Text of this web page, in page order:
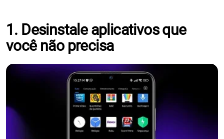
1. Desinstale aplicativos que
você não precisa